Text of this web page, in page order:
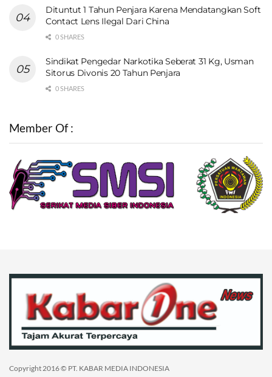
Dituntut 1 Tahun Penjara Karena Mendatangkan Soft
Contact Lens Ilegal Dari China
0 SHARES
Sindikat Pengedar Narkotika Seberat 31 Kg, Usman
Sitorus Divonis 20 Tahun Penjara
0 SHARES
Member Of :
Copyright 2016 © PT. KABAR MEDIA INDONESIA